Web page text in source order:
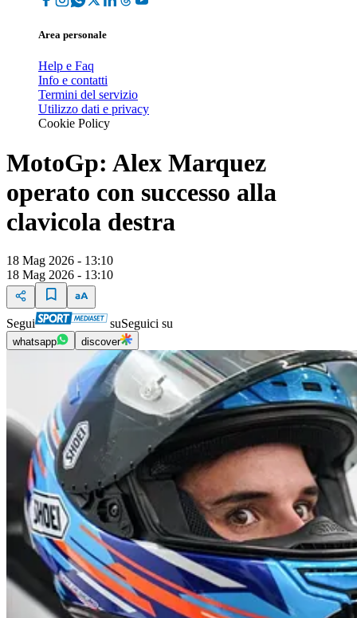
Area personale
Help e Faq
Info e contatti
Termini del servizio
Utilizzo dati e privacy
Cookie Policy
MotoGp: Alex Marquez
operato con successo alla
clavicola destra
18 Mag 2026 - 13:10
18 Mag 2026 - 13:10
Segui suSeguici su
whatsapp discover